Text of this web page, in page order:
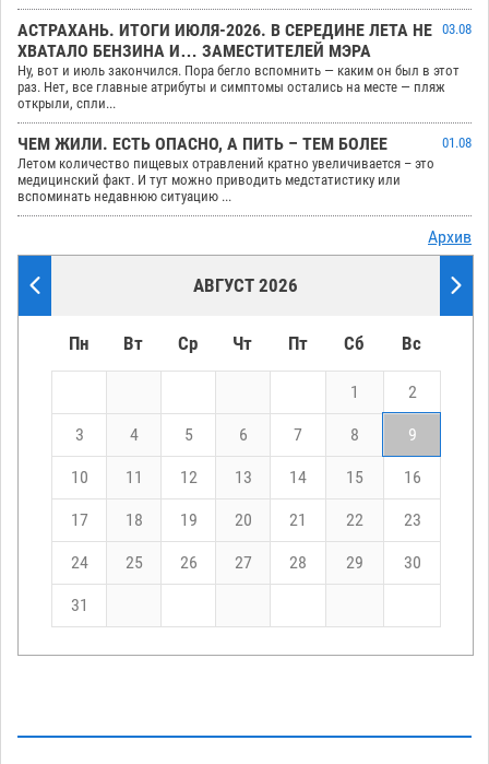
АСТРАХАНЬ. ИТОГИ ИЮЛЯ-2026. В СЕРЕДИНЕ ЛЕТА НЕ
ХВАТАЛО БЕНЗИНА И… ЗАМЕСТИТЕЛЕЙ МЭРА
03.08
Ну, вот и июль закончился. Пора бегло вспомнить — каким он был в этот
раз. Нет, все главные атрибуты и симптомы остались на месте — пляж
открыли, спли...
ЧЕМ ЖИЛИ. ЕСТЬ ОПАСНО, А ПИТЬ – ТЕМ БОЛЕЕ
01.08
Летом количество пищевых отравлений кратно увеличивается – это
медицинский факт. И тут можно приводить медстатистику или
вспоминать недавнюю ситуацию ...
Архив
АВГУСТ 2026
Пн Вт Ср Чт Пт Сб Вс
1 2
3 4 5 6 7 8 9
10 11 12 13 14 15 16
17 18 19 20 21 22 23
24 25 26 27 28 29 30
31